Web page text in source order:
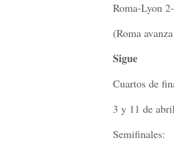
Roma-Lyon
(Roma
Sigue
Cuartos de
3 y 11 de
Semifinales: